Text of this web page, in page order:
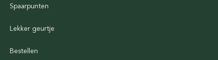
Spaarpunten
Lekker geurtje
Bestellen